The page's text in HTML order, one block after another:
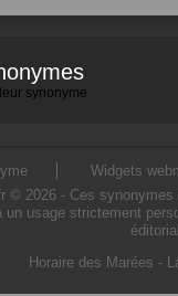
synonyme
Widgets
© 2026 - Ces
usage strictement
Horaire des Marées -